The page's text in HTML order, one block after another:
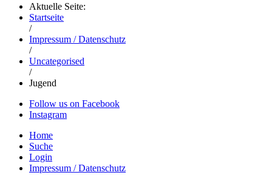
Aktuelle Seite:
Startseite
/
Impressum / Datenschutz
/
Uncategorised
/
Jugend
Follow us on Facebook
Instagram
Home
Suche
Login
Impressum / Datenschutz